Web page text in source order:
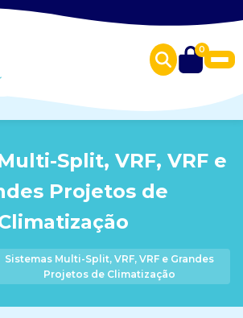
0
Split, VRF, VRF e
Projetos de
Sistemas Multi-Split, VRF, VRF e Grandes
Projetos de Climatização